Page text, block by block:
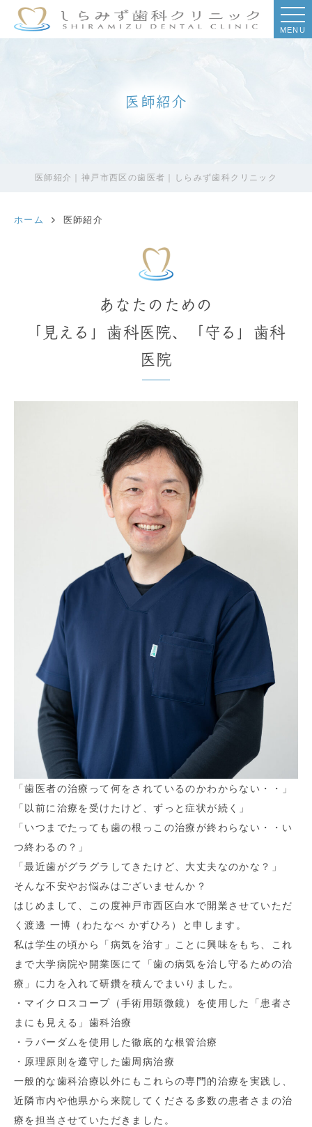
MENU
医師紹介
医師紹介｜神戸市西区の歯医者｜しらみず歯科クリニック
ホーム 医師紹介
あなたのための
「見える」歯科医院、「守る」歯科
医院
「歯医者の治療って何をされているのかわからない・・」
「以前に治療を受けたけど、ずっと症状が続く」
「いつまでたっても歯の根っこの治療が終わらない・・い
つ終わるの？」
「最近歯がグラグラしてきたけど、大丈夫なのかな？」
そんな不安やお悩みはございませんか？
はじめまして、この度神戸市西区白水で開業させていただ
く渡邊 一博（わたなべ かずひろ）と申します。
私は学生の頃から「病気を治す」ことに興味をもち、これ
まで大学病院や開業医にて「歯の病気を治し守るための治
療」に力を入れて研鑽を積んでまいりました。
・マイクロスコープ（手術用顕微鏡）を使用した「患者さ
まにも見える」歯科治療
・ラバーダムを使用した徹底的な根管治療
・原理原則を遵守した歯周病治療
一般的な歯科治療以外にもこれらの専門的治療を実践し、
近隣市内や他県から来院してくださる多数の患者さまの治
療を担当させていただきました。